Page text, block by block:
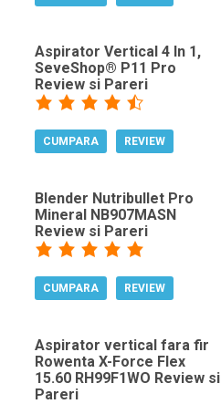
Aspirator Vertical 4 In 1,
SeveShop® P11 Pro
Review si Pareri
CUMPARA REVIEW
Blender Nutribullet Pro
Mineral NB907MASN
Review si Pareri
CUMPARA REVIEW
Aspirator vertical fara fir
Rowenta X-Force Flex
15.60 RH99F1WO Review si
Pareri